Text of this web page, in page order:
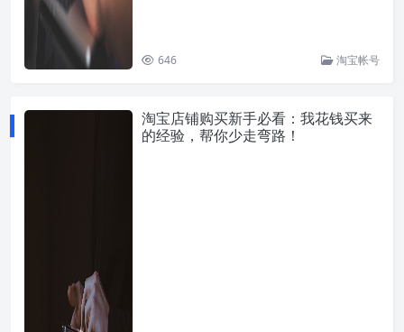
646 淘宝帐号
淘宝店铺购买新手必看：我花钱买来
的经验，帮你少走弯路！